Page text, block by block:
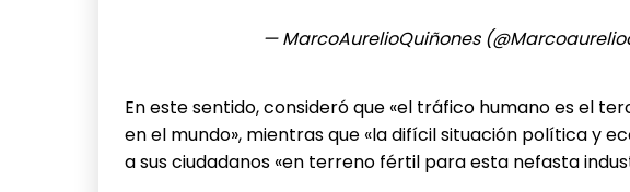
— MarcoAurelioQuiñones
En este sentido, consideró que «el tráfico humano es el
en el mundo», mientras que «la difícil situación política y
a sus ciudadanos «en terreno fértil para esta nefasta